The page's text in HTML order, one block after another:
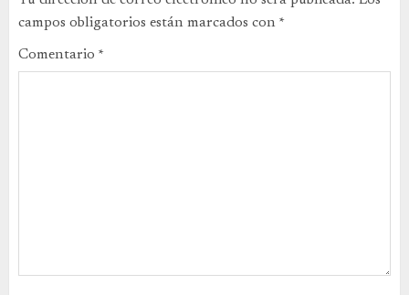
campos obligatorios están marcados con *
Comentario *